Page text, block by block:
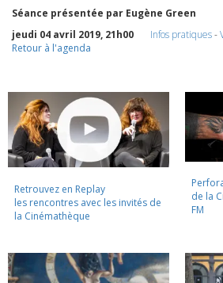
Séance présentée par Eugène Green
jeudi 04 avril 2019, 21h00
Infos pratiques-
Retour à l'agenda
Retrouvez en Replay
les rencontres avec les invités de
la Cinémathèque
de la
FM